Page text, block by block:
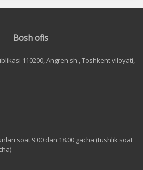
Bosh ofis
110200, Angren sh., Toshkent viloyati,
soat 9.00 dan 18.00 gacha (tushlik soat